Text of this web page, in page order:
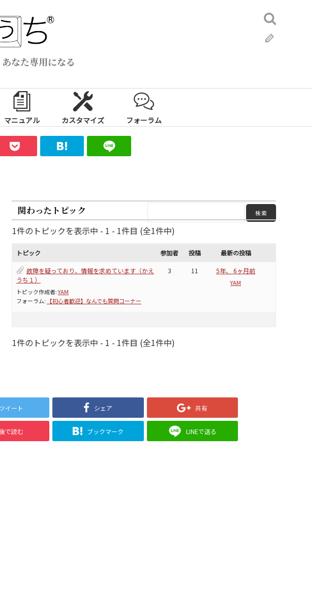
なた専用になる
検
索:
マニュアル カスタマイズ フォーラム
関わったトピック
1件のトピックを表示中 - 1 - 1件目 (全1件中)
トピック 参加者 投稿 最新の投稿
故障を疑っており、情報を求めています（かえ
うち１）
トピック作成者:YAM
フォーラム:
【初心者歓迎】なんでも質問コーナー
3 11 5年、 6ヶ月前
YAM
1件のトピックを表示中 - 1 - 1件目 (全1件中)
ツイート シェア 共有
で読む ブックマーク LINEで送る